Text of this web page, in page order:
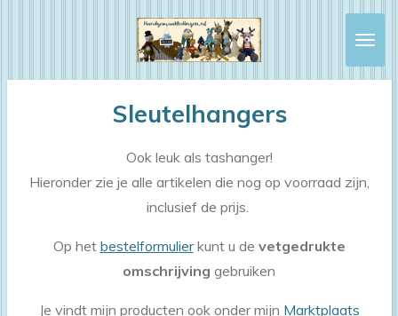
Sleutelhangers
Ook leuk als tashanger!
Hieronder zie je alle artikelen die nog op voorraad zijn,
inclusief de prijs.
Op het bestelformulierkunt u de vetgedrukte
omschrijving gebruiken
Je vindt mijn producten ook onder mijn Marktplaats